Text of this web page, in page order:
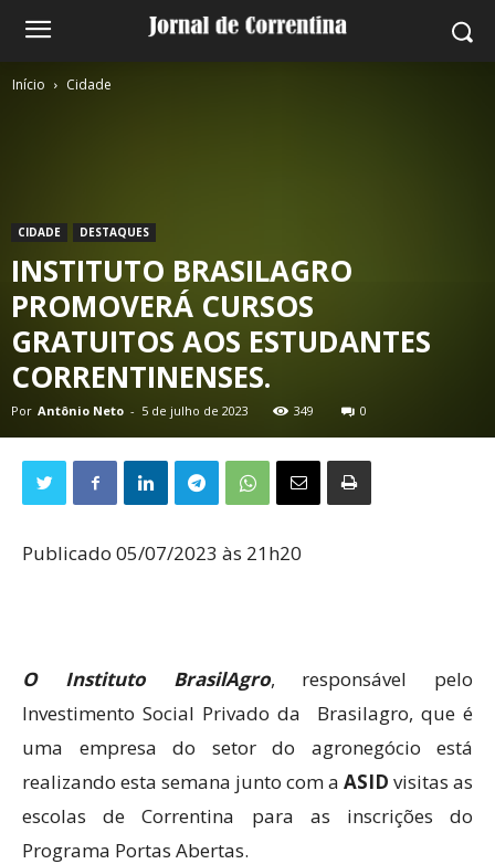
Início Cidade
CIDADE DESTAQUES
INSTITUTO BRASILAGRO
PROMOVERÁ CURSOS
GRATUITOS AOS ESTUDANTES
CORRENTINENSES.
Por Antônio Neto - 5 de julho de 2023 349 0
Publicado 05/07/2023 às 21h20
O Instituto BrasilAgro, responsável pelo
Investimento Social Privado da Brasilagro, que é
uma empresa do setor do agronegócio está
realizando esta semana junto com a ASID visitas as
escolas de Correntina para as inscrições do
Programa Portas Abertas.